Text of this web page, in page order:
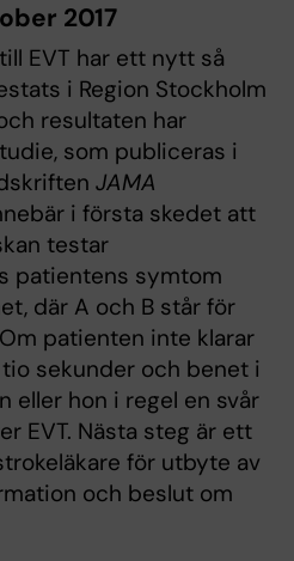
2017
EVT har ett nytt så
i Region Stockholm
resultaten har
som publiceras i
JAMA
i första skedet att
testar
patientens symtom
där A och B står för
patienten inte klarar
sekunder och benet i
eller hon i regel en svår
EVT. Nästa steg är ett
för utbyte av
och beslut om